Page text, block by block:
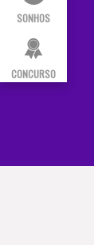
SONHOS
CONCURSO